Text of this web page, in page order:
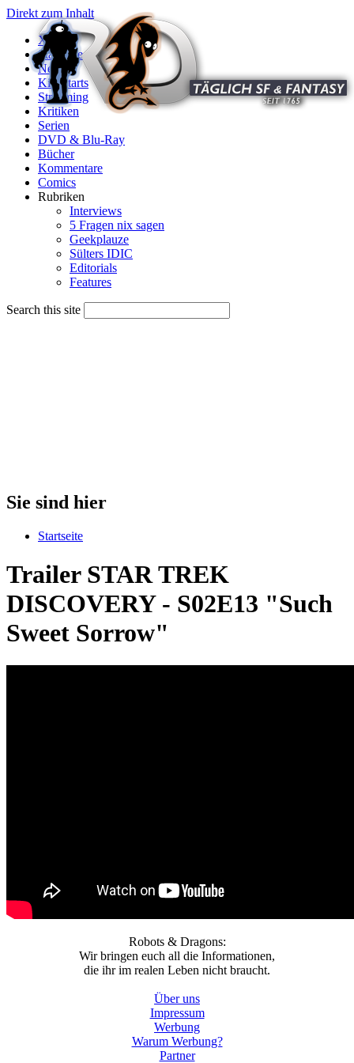
Direkt zum Inhalt
X
Startseite
News
Kinostarts
Streaming
Kritiken
Serien
DVD & Blu-Ray
Bücher
Kommentare
Comics
Rubriken
Interviews
5 Fragen nix sagen
Geekplauze
Sülters IDIC
Editorials
Features
Search this site
Sie sind hier
Startseite
Trailer STAR TREK
DISCOVERY - S02E13 "Such
Sweet Sorrow"
Robots & Dragons:
Wir bringen euch all die Informationen,
die ihr im realen Leben nicht braucht.
Über uns
Impressum
Werbung
Warum Werbung?
Partner